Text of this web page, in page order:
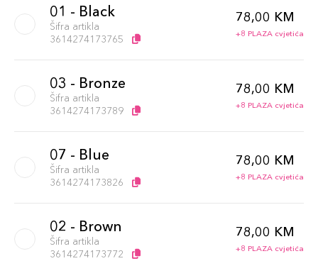
01 - Black
Šifra artikla
3614274173765
78,00 KM
+8 PLAZA cvjetića
03 - Bronze
Šifra artikla
3614274173789
78,00 KM
+8 PLAZA cvjetića
07 - Blue
Šifra artikla
3614274173826
78,00 KM
+8 PLAZA cvjetića
02 - Brown
Šifra artikla
3614274173772
78,00 KM
+8 PLAZA cvjetića